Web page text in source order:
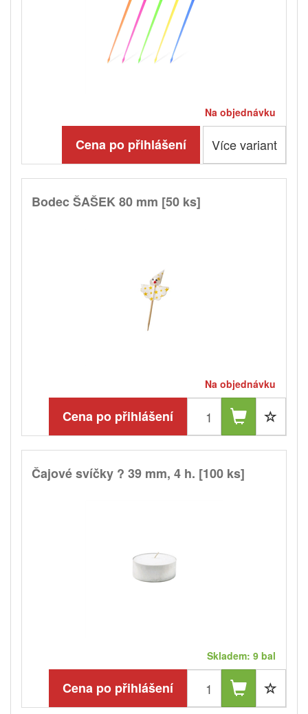
Na objednávku
Cena po přihlášení Více variant
Bodec ŠAŠEK 80 mm [50 ks]
Na objednávku
Cena po přihlášení
Čajové svíčky ? 39 mm, 4 h. [100 ks]
Skladem: 9 bal
Cena po přihlášení